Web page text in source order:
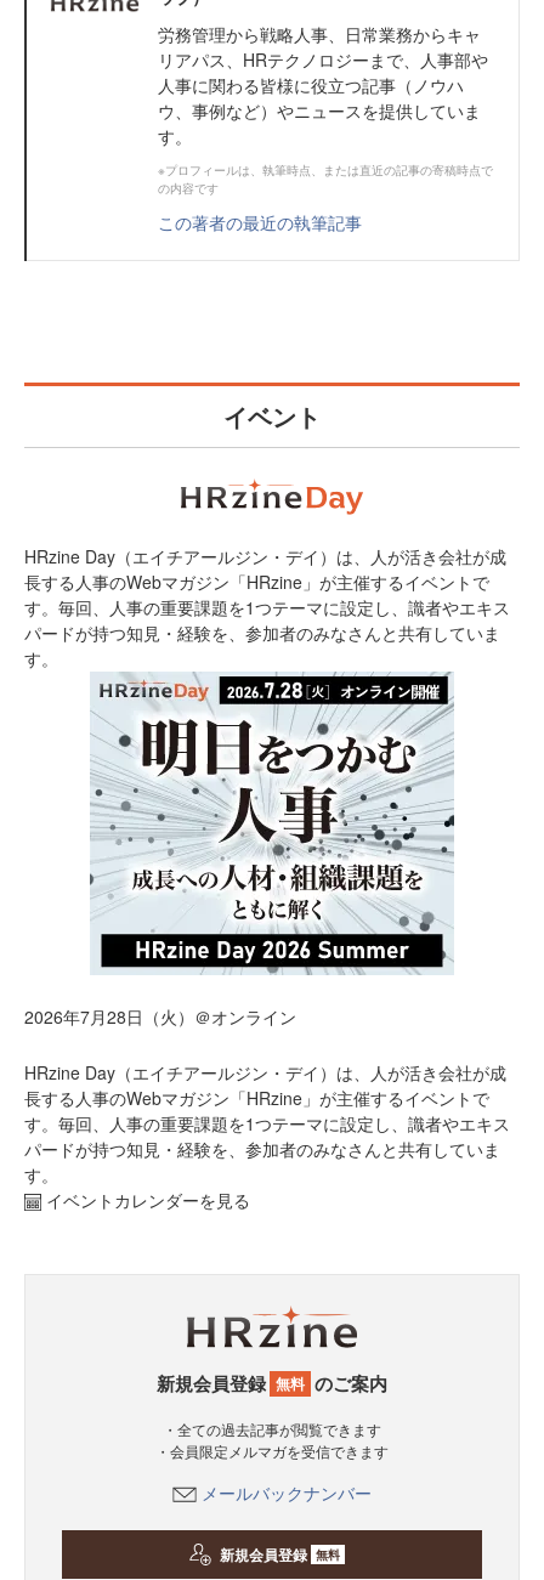
労務管理から戦略人事、日常業務からキャ
リアパス、HRテクノロジーまで、人事部や
人事に関わる皆様に役立つ記事（ノウハ
ウ、事例など）やニュースを提供していま
す。
※プロフィールは、執筆時点、または直近の記事の寄稿時点で
の内容です
この著者の最近の執筆記事
イベント
HRzine Day（エイチアールジン・デイ）は、人が活き会社が成
長する人事のWebマガジン「HRzine」が主催するイベントで
す。毎回、人事の重要課題を1つテーマに設定し、識者やエキス
パードが持つ知見・経験を、参加者のみなさんと共有していま
す。
2026年7月28日（火）＠オンライン
HRzine Day（エイチアールジン・デイ）は、人が活き会社が成
長する人事のWebマガジン「HRzine」が主催するイベントで
す。毎回、人事の重要課題を1つテーマに設定し、識者やエキス
パードが持つ知見・経験を、参加者のみなさんと共有していま
す。
イベントカレンダーを見る
新規会員登録 無料 のご案内
・全ての過去記事が閲覧できます
・会員限定メルマガを受信できます
メールバックナンバー
新規会員登録 無料